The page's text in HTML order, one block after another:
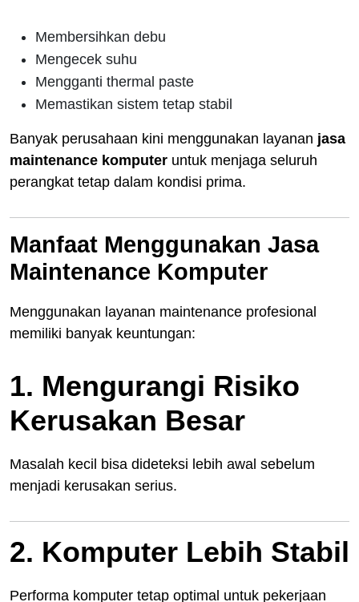
Membersihkan debu
Mengecek suhu
Mengganti thermal paste
Memastikan sistem tetap stabil
Banyak perusahaan kini menggunakan layanan jasa
maintenance komputer untuk menjaga seluruh
perangkat tetap dalam kondisi prima.
Manfaat Menggunakan Jasa
Maintenance Komputer
Menggunakan layanan maintenance profesional
memiliki banyak keuntungan:
1. Mengurangi Risiko
Kerusakan Besar
Masalah kecil bisa dideteksi lebih awal sebelum
menjadi kerusakan serius.
2. Komputer Lebih Stabil
Performa komputer tetap optimal untuk pekerjaan